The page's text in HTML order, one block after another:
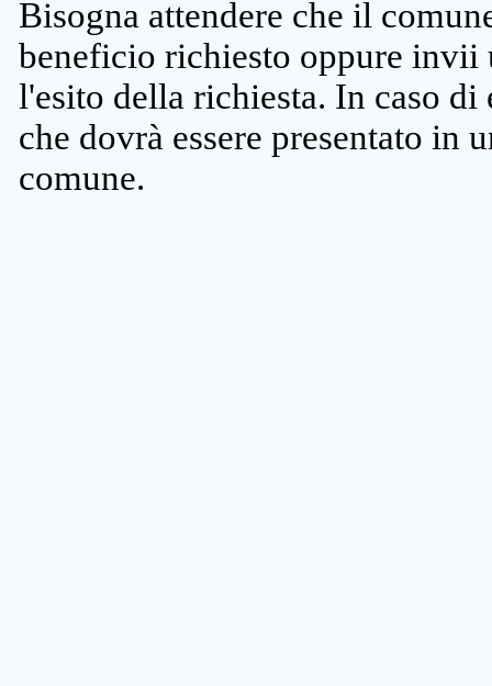
Bisogna attendere che il
beneficio richiesto oppure invii
l'esito della richiesta. In caso
che dovrà essere presentato in
comune.